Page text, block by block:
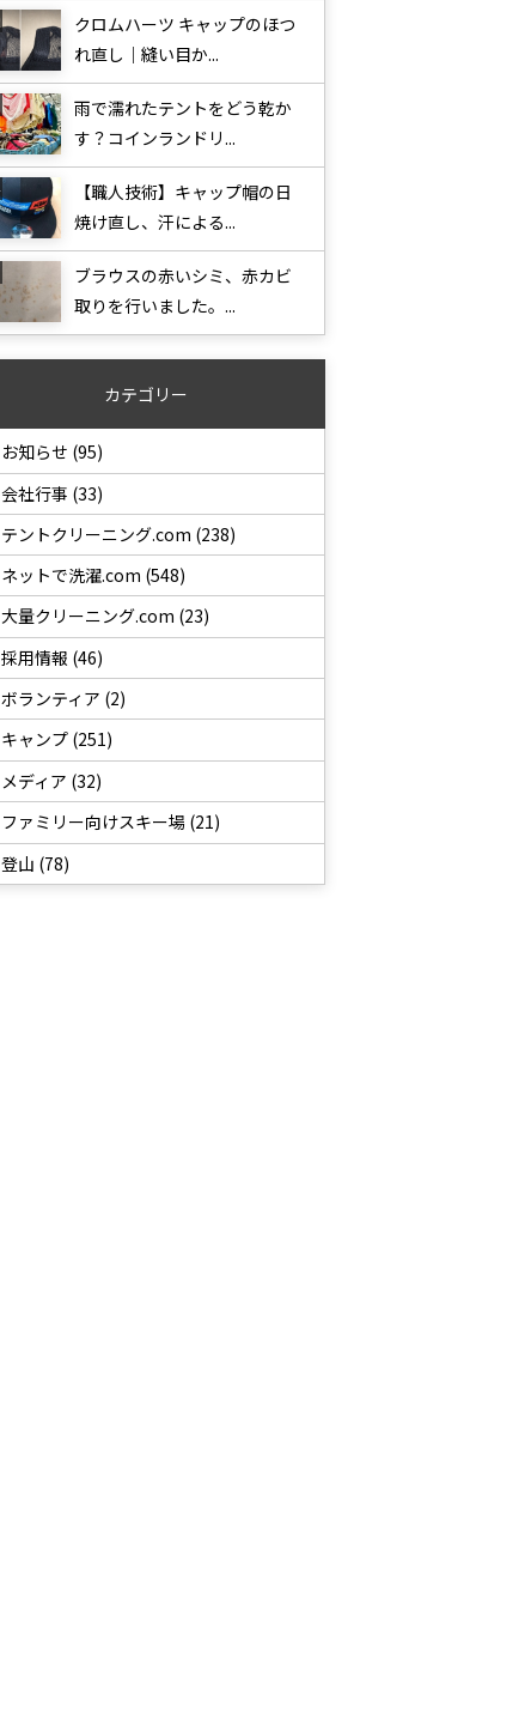
クロムハーツ キャップのほつ
れ直し｜縫い目か...
雨で濡れたテントをどう乾か
す？コインランドリ...
【職人技術】キャップ帽の日
焼け直し、汗による...
ブラウスの赤いシミ、赤カビ
取りを行いました。...
カテゴリー
お知らせ (95)
会社行事 (33)
テントクリーニング.com (238)
ネットで洗濯.com (548)
大量クリーニング.com (23)
採用情報 (46)
ボランティア (2)
キャンプ (251)
メディア (32)
ファミリー向けスキー場 (21)
登山 (78)